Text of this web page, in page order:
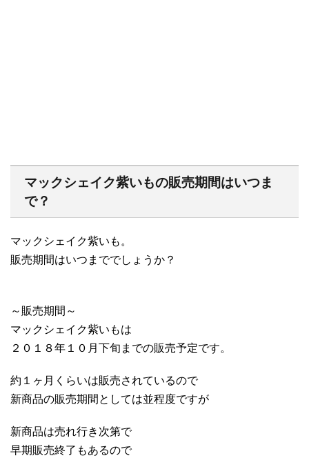
マックシェイク紫いもの販売期間はいつま
で？
マックシェイク紫いも。
販売期間はいつまででしょうか？
～販売期間～
マックシェイク紫いもは
２０１８年１０月下旬までの販売予定です。
約１ヶ月くらいは販売されているので
新商品の販売期間としては並程度ですが
新商品は売れ行き次第で
早期販売終了もあるので